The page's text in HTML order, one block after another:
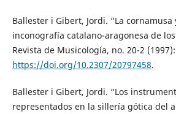
Ballester i Gibert, Jordi. “La
inconografía catalano-aragonesa de los
Revista de Musicología, no. 20-2
https://doi.org/10.2307/20797458.
Ballester i Gibert, Jordi. “Los
representados en la sillería gótica del